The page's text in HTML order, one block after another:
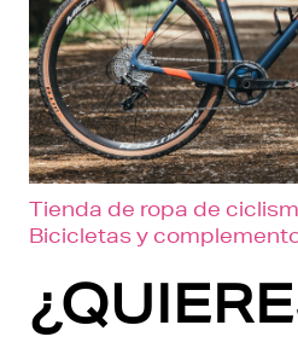
Tienda de ropa de
Bicicletas y